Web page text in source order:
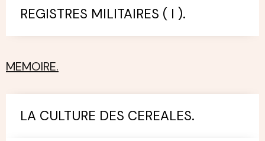
REGISTRES MILITAIRES ( I ).
MEMOIRE.
LA CULTURE DES CEREALES.